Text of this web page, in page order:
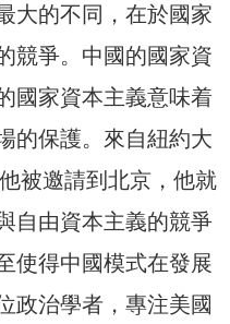
大的不同，在於國家
競爭。中國的國家資
國家資本主義意味着
的保護。來自紐約大
被邀請到北京，他就
自由資本主義的競爭
使得中國模式在發展
政治學者，專注美國